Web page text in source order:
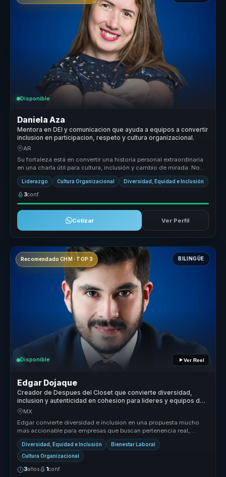
Disponible
Daniela Aza
Mentora en DEI y comunicacion que ayuda a equipos a convertir
inclusion en participacion, respeto y cultura organizacional.
AR
Su fortaleza está en convertir una historia personal extraordinaria
en una charla útil para cultura, inclusión y cambio de mirada. No
hab...
Liderazgo Cultura Organizacional Diversidad, Equidad e Inclusión
3conf.
Cotizar Ver Perfil
Recomendado CHM · TOP 3 BILINGÜE
Disponible Ver Reel
Edgar Dojaque
Creador de Despues del Closet que convierte diversidad,
inclusion y autenticidad en cohesion para lideres y equipos de
trabajo.
MX
Edgar convierte diversidad e inclusion en una propuesta mucho
mas accionable para empresas que buscan pertenencia real,
conversaciones ma...
Diversidad, Equidad e Inclusión Bienestar Laboral
Cultura Organizacional
3años 1conf.